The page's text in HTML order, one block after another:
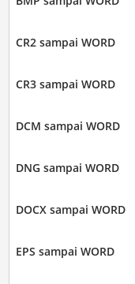
CR2 sampai WORD
CR3 sampai WORD
DCM sampai WORD
DNG sampai WORD
DOCX sampai WORD
EPS sampai WORD